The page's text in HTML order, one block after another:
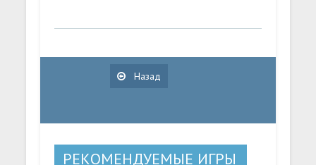
Назад
РЕКОМЕНДУЕМЫЕ ИГРЫ